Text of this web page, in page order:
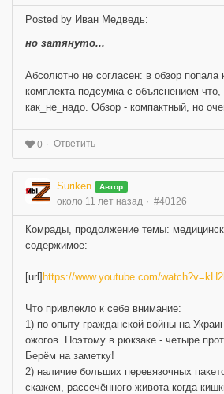
Posted by Иван Медведь:
но затянуто...
Абсолютно не согласен: в обзор
комплекта подсумка с объяснением
как_не_надо. Обзор - компактный, но
0 Ответить
Suriken Автор
около 11 лет назад #40126
Комрады, продолжение темы:
содержимое:
[url] https://www.youtube.com/
Что привлекло к себе внимание:
1) по опыту гражданской войны на
ожогов. Поэтому в рюкзаке - четыре
Берём на заметку!
2) наличие больших перевязочных
скажем, рассечённого живота когда